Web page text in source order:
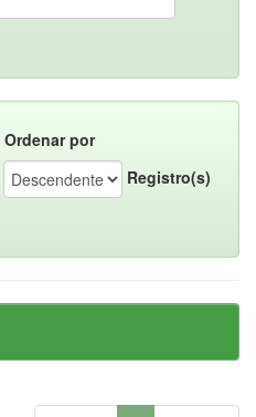
Ordenar por
Registro(s)